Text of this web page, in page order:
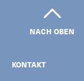
NACH OBEN
KONTAKT